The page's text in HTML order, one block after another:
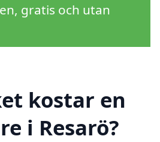
gratis och utan
kostar en
i Resarö?